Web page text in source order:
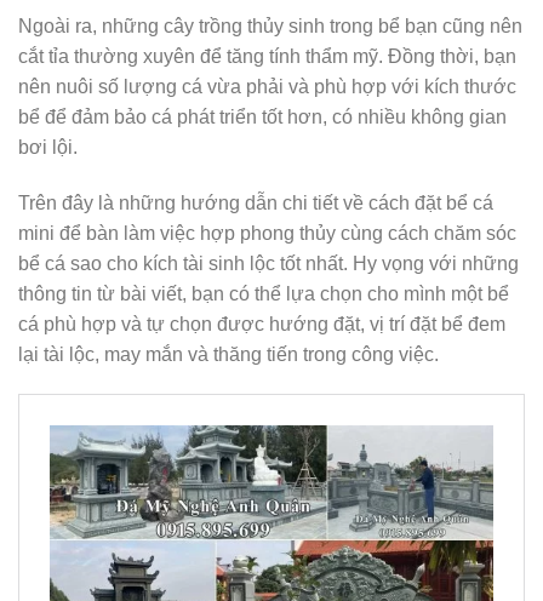
Ngoài ra, những cây trồng thủy sinh trong bể bạn cũng nên
cắt tỉa thường xuyên để tăng tính thẩm mỹ. Đồng thời, bạn
nên nuôi số lượng cá vừa phải và phù hợp với kích thước
bể để đảm bảo cá phát triển tốt hơn, có nhiều không gian
bơi lội.
Trên đây là những hướng dẫn chi tiết về cách đặt bể cá
mini để bàn làm việc hợp phong thủy cùng cách chăm sóc
bể cá sao cho kích tài sinh lộc tốt nhất. Hy vọng với những
thông tin từ bài viết, bạn có thể lựa chọn cho mình một bể
cá phù hợp và tự chọn được hướng đặt, vị trí đặt bể đem
lại tài lộc, may mắn và thăng tiến trong công việc.